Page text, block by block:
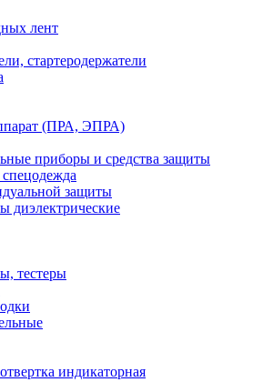
лент
стартеродержатели
(ПРА, ЭПРА)
приборы и средства защиты
защиты
диэлектрические
тестеры
индикаторная